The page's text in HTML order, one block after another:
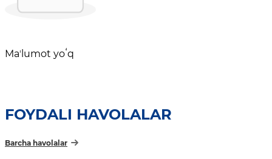
Maʼlumot yoʻq
FOYDALI HAVOLALAR
Barcha havolalar